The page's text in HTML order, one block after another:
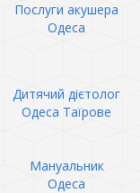
Послуги акушера
Одеса
Дитячий дієтолог
Одеса Таїрове
Мануальник
Одеса